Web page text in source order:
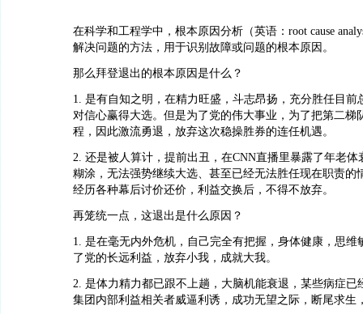
在科学和工程学中，根本原因分析（英语：root cause
解决问题的方法，用于识别故障或问题的根本原因。
那么拜登退出的根本原因是什么？
1. 是有自知之明，在精力旺盛，斗志昂扬，充分胜任目前
对信心赢得大选。但是为了党的伟大事业，为了把第二梯
程，因此激流勇退，放弃这次稳操胜券的连任机遇。
2. 还是被人算计，提前出丑，在CNN直播里暴露了年老体
糊涂，无法强势继续大选、甚至已经无法胜任现在职责的
经历各种幕后讨价还价，利益交换后，不得不放弃。
再笼统一点，这退出是什么原因？
1. 是在毫无内外危机，自己完全有把握，身体健康，思维
了党的长远利益，放弃小我，成就大我。
2. 是体力精力都已跟不上趟，大脑机能衰退，某些病症已
集团内部利益相关者威逼利诱，成功无望之际，断尾求生